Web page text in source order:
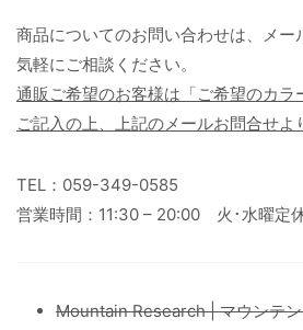
商品についてのお問い合わせは、メー
気軽にご相談ください。
通販ご希望のお客様は「ご希望のカラ
ご記入の上、上記のメールお問合せよ
TEL：059-349-0585
営業時間：11:30 – 20:00 火･水曜定
Mountain Research | マウンテ